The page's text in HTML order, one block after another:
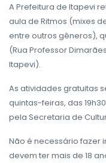
A Prefeitura de Itapevi
aula de Ritmos (mixes
entre outros gêneros),
(Rua Professor
Itapevi).
As atividades gratuitas
quintas-feiras, das
pela Secretaria de
Não é necessário fazer
devem ter mais de 18